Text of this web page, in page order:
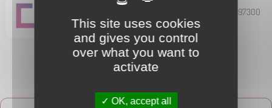
5 rue des Tortues Luth - 97300
Cayenne
This site uses cookies
and gives you control
over what you want to
activate
OK, accept all